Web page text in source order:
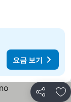
요금 보기
공유 즐